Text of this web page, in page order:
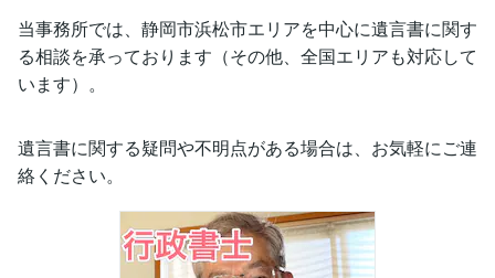
当事務所では、静岡市浜松市エリアを中心に遺言書に関す
る相談を承っております（その他、全国エリアも対応して
います）。
遺言書に関する疑問や不明点がある場合は、お気軽にご連
絡ください。